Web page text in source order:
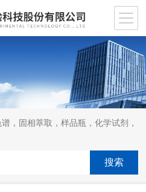
，固相萃取，样品瓶，化学试剂，